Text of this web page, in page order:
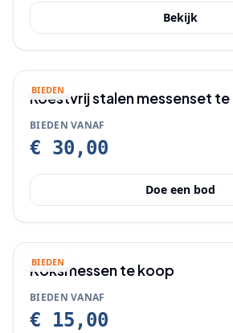
Bekijk
BIEDEN
Roestvrij stalen messenset
BIEDEN VANAF
€ 30,00
Doe een bod
BIEDEN
Koksmessen te koop
BIEDEN VANAF
€ 15,00